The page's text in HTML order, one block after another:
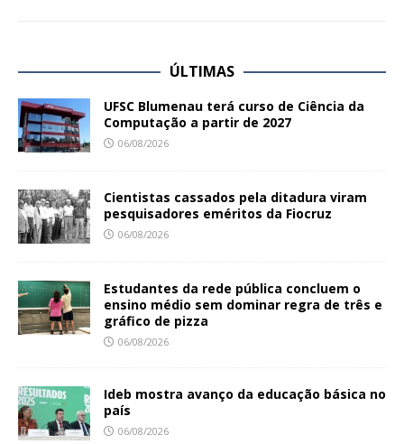
ÚLTIMAS
UFSC Blumenau terá curso de Ciência da
Computação a partir de 2027
06/08/2026
Cientistas cassados pela ditadura viram
pesquisadores eméritos da Fiocruz
06/08/2026
Estudantes da rede pública concluem o
ensino médio sem dominar regra de três e
gráfico de pizza
06/08/2026
Ideb mostra avanço da educação básica no
país
06/08/2026